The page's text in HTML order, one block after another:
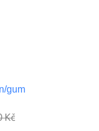
gum
Kč